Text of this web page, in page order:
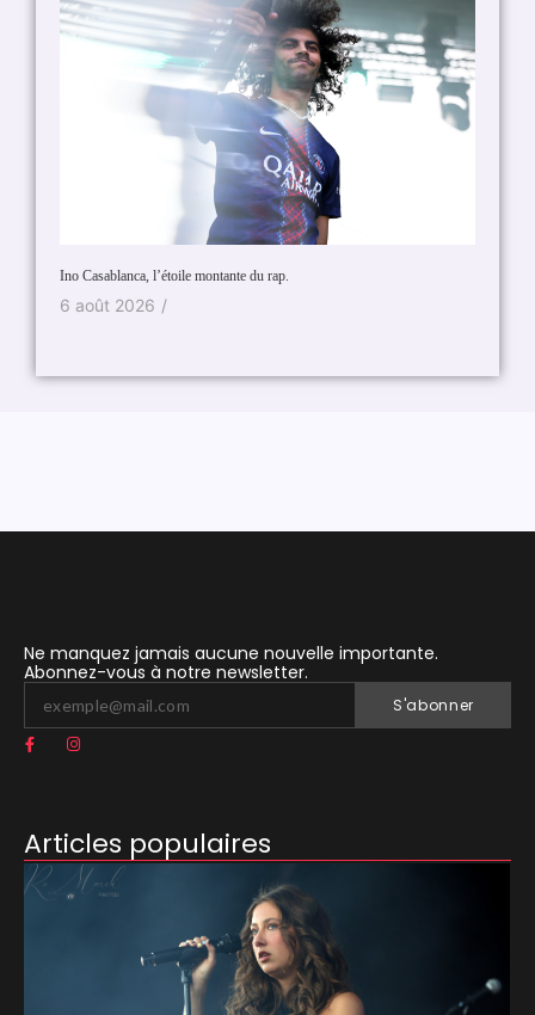
Ino Casablanca, l’étoile montante du rap.
6 août 2026 /
Ne manquez jamais aucune nouvelle importante.
Abonnez-vous à notre newsletter.
S'abonner
Articles populaires